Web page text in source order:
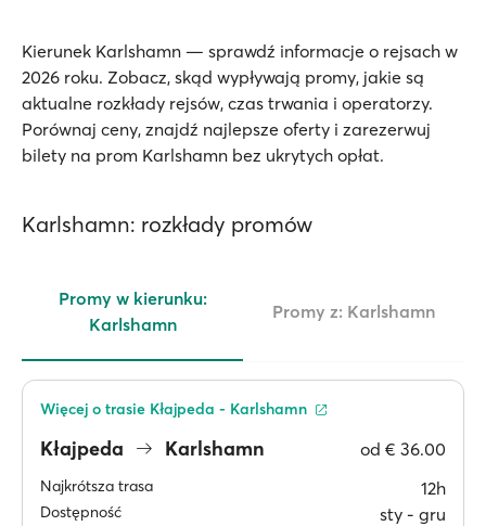
Kierunek Karlshamn — sprawdź informacje o rejsach w
2026 roku. Zobacz, skąd wypływają promy, jakie są
aktualne rozkłady rejsów, czas trwania i operatorzy.
Porównaj ceny, znajdź najlepsze oferty i zarezerwuj
bilety na prom Karlshamn bez ukrytych opłat.
Karlshamn: rozkłady promów
Promy w kierunku:
Karlshamn
Promy z: Karlshamn
Kłajpeda Karlshamn od € 36.00
Najkrótsza trasa 12h
Dostępność sty ‐ gru
Więcej o trasie Kłajpeda - Karlshamn